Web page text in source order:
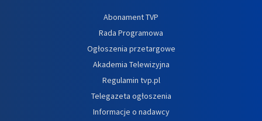
Abonament TVP
Rada Programowa
Ogłoszenia przetargowe
Akademia Telewizyjna
Regulamin tvp.pl
Telegazeta ogłoszenia
Informacje o nadawcy